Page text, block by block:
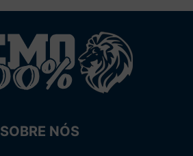
SOBRE NÓS